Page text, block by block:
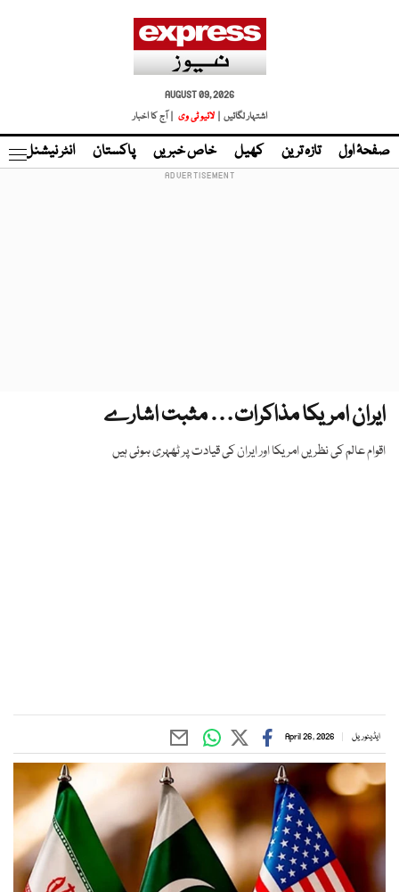
AUGUST 09, 2026
اشتہار لگائیں |
لائیو ٹی وی | آج کا اخبار
صفحۂ اول تازہ ترین کھیل خاص خبریں پاکستان انٹر نیشنل
ایران امریکا مذاکرات… مثبت اشارے
اقوام عالم کی نظریں امریکا اور ایران کی قیادت پر ٹھہری ہوئی ہیں
ایڈیٹوریل April 26, 2026